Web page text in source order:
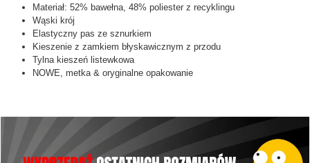
Materiał: 52% bawełna, 48% poliester z recyklingu
Wąski krój
Elastyczny pas ze sznurkiem
Kieszenie z zamkiem błyskawicznym z przodu
Tylna kieszeń listewkowa
NOWE, metka & oryginalne opakowanie